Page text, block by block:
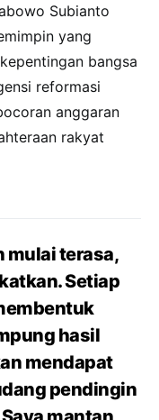
Subianto
yang
bangsa
reformasi
anggaran
rakyat
mulai terasa,
Setiap
hasil
mendapat
pendingin